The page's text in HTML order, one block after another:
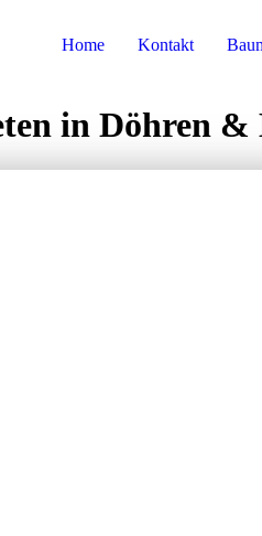
Home Kontakt
in Döhren